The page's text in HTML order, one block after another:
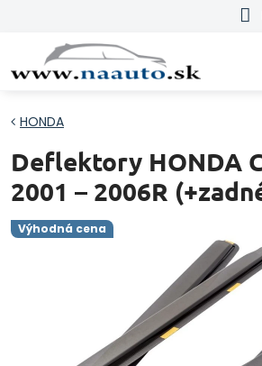
Výhodná cena
HONDA
Deflektory HONDA
2001 – 2006R